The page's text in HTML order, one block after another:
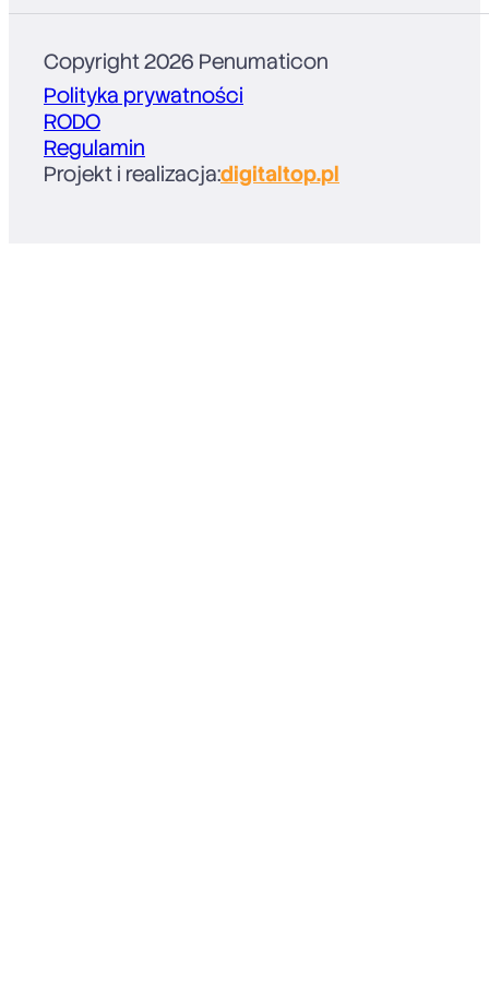
Copyright 2026 Penumaticon
Polityka prywatności
RODO
Regulamin
Projekt i realizacja:digitaltop.pl